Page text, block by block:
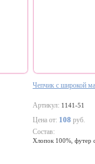
Чепчик с широкой
Артикул: 1141-51
Цена от: 108 руб.
Состав:
Хлопок 100%, футер